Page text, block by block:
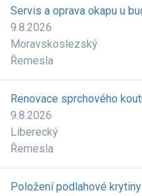
Servis a oprava okapu u
9.8.2026
Moravskoslezský
Řemesla
Renovace sprchového
9.8.2026
Liberecký
Řemesla
Položení podlahové